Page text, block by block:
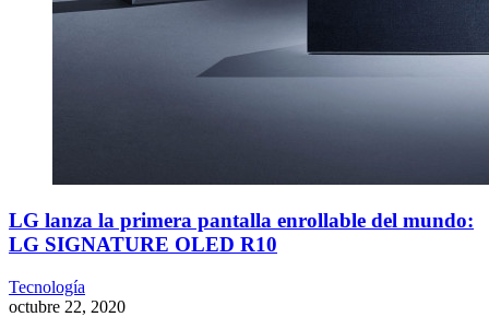
LG lanza la primera pantalla enrollable del mundo:
LG SIGNATURE OLED R10
Tecnología
octubre 22, 2020